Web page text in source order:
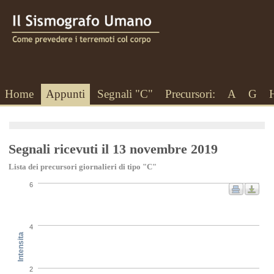
Home Appunti Segnali "C" Precursori: A G
Segnali ricevuti il 13 novembre 2019
Lista dei precursori giornalieri di tipo "C"
Intensita
2
4
6